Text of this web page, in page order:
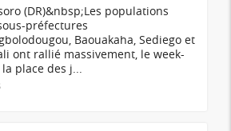
(DR)&nbsp;Les populations
préfectures
Baouakaha, Sediego et
ont rallié massivement, le week-
place des j...